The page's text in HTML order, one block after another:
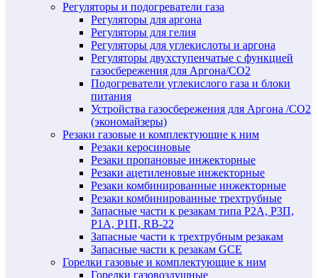
Регуляторы и подогреватели газа
Регуляторы для аргона
Регуляторы для гелия
Регуляторы для углекислоты и аргона
Регуляторы двухступенчатые c функцией
газосбережения для Аргона/СО2
Подогреватели углекислого газа и блоки
питания
Устройства газосбережения для Аргона /СО2
(экономайзеры)
Резаки газовые и комплектующие к ним
Резаки керосиновые
Резаки пропановые инжекторные
Резаки ацетиленовые инжекторные
Резаки комбинированные инжекторные
Резаки комбинированные трехтрубные
Запасные части к резакам типа Р2А, Р3П,
Р1А, Р1П, RB-22
Запасные части к трехтрубным резакам
Запасные части к резакам GCE
Горелки газовые и комплектующие к ним
Горелки газовоздушные